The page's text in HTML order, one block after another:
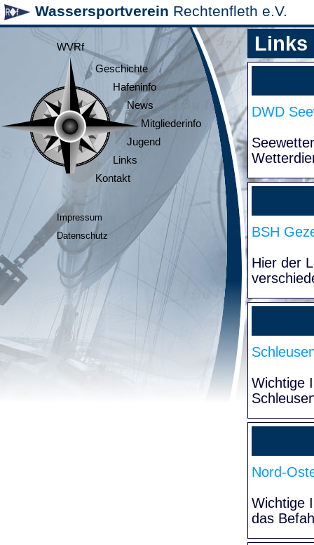
Wassersportverein Rechtenfleth e.V.
WVRf
Geschichte
Hafeninfo
News
Mitgliederinfo
Jugend
Links
Kontakt
Impressum
Datenschutz
Links
DWD
BSH
Hier der
Wichtige
Nord-
Wichtige
das